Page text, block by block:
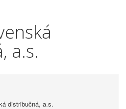
a.s.
distribučná, a.s.